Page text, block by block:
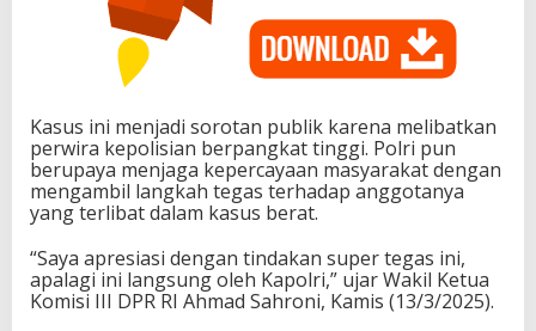
Kasus ini menjadi sorotan publik karena melibatkan
perwira kepolisian berpangkat tinggi. Polri pun
berupaya menjaga kepercayaan masyarakat dengan
mengambil langkah tegas terhadap anggotanya
yang terlibat dalam kasus berat.
“Saya apresiasi dengan tindakan super tegas ini,
apalagi ini langsung oleh Kapolri,” ujar Wakil Ketua
Komisi III DPR RI Ahmad Sahroni, Kamis (13/3/2025).